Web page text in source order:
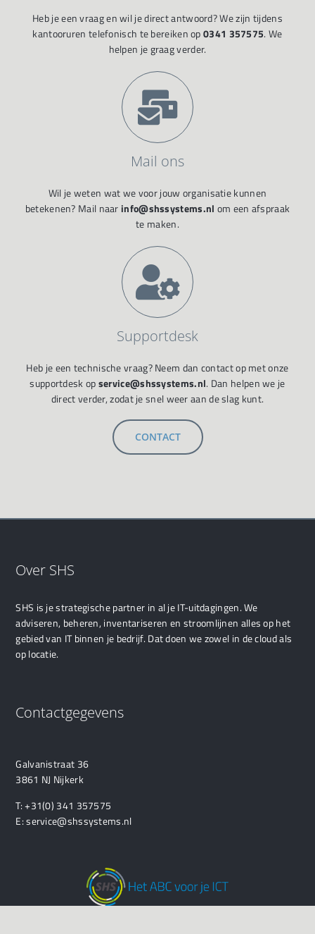
Heb je een vraag en wil je direct antwoord? We zijn tijdens
kantooruren telefonisch te bereiken op0341 357575. We
helpen je graag verder.
Mail ons
Wil je weten wat we voor jouw organisatie kunnen
betekenen? Mail naar info@shssystems.nl om een afspraak
te maken.
Supportdesk
Heb je een technische vraag? Neem dan contact op met onze
supportdesk opservice@shssystems.nl. Dan helpen we je
direct verder, zodat je snel weer aan de slag kunt.
CONTACT
Over SHS
SHS is je strategische partner in al je IT-uitdagingen. We
adviseren, beheren, inventariseren en stroomlijnen alles op het
gebied van IT binnen je bedrijf. Dat doen we zowel in de cloud als
op locatie.
Contactgegevens
Galvanistraat 36
3861 NJ Nijkerk
T:+31(0) 341 357575
E:service@shssystems.nl